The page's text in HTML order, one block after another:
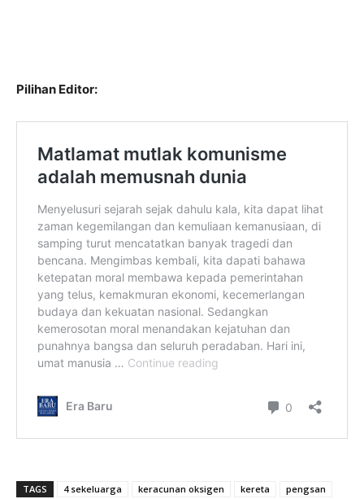
Pilihan Editor:
TAGS 4 sekeluarga keracunan oksigen kereta pengsan